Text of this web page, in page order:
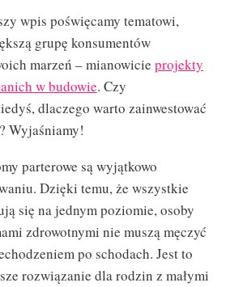
wpis poświęcamy tematowi,
grupę konsumentów
marzeń – mianowicie projekty
w budowie. Czy
dlaczego warto zainwestować
Wyjaśniamy!
parterowe są wyjątkowo
Dzięki temu, że wszystkie
się na jednym poziomie, osoby
zdrowotnymi nie muszą męczyć
po schodach. Jest to
rozwiązanie dla rodzin z małymi